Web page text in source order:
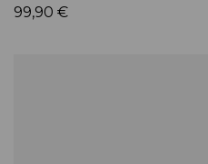
99,90 €